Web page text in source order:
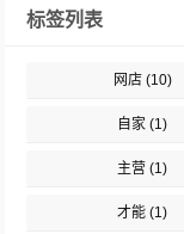
标签列表
网店(10)
自家 (1)
主营 (1)
才能 (1)